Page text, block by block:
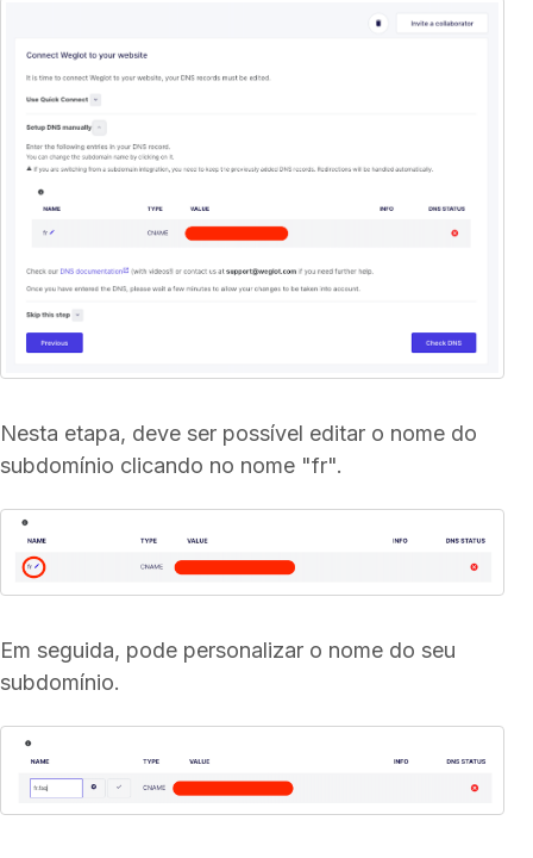
Nesta etapa, deve ser possível editar o nome do
subdomínio clicando no nome "fr".
Em seguida, pode personalizar o nome do seu
subdomínio.